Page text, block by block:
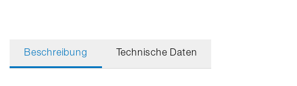
Beschreibung Technische Daten